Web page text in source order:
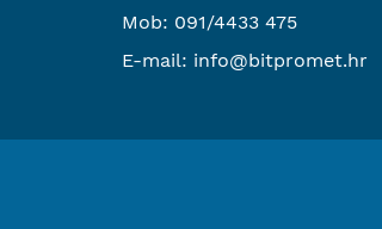
Mob: 091/4433 475
E-mail: info@bitpromet.hr